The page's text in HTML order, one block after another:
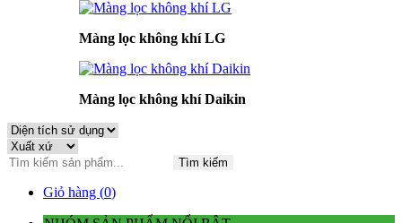
Màng lọc không khí LG
Màng lọc không khí Daikin
Tìm kiếm
Giỏ hàng (0)